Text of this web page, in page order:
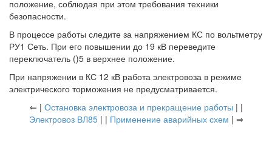
положение, соблюдая при этом требования техники
безопасности.
В процессе работы следите за напряжением КС по вольтметру
РУ1 Сеть. При его повышении до 19 кВ переведите
переключатель ()5 в верхнее положение.
При напряжении в КС 12 кВ работа электровоза в режиме
электрического торможения не предусматривается.
⇐ | Остановка электровоза и прекращение работы | |
Электровоз ВЛ85| | Применение аварийных схем | ⇒